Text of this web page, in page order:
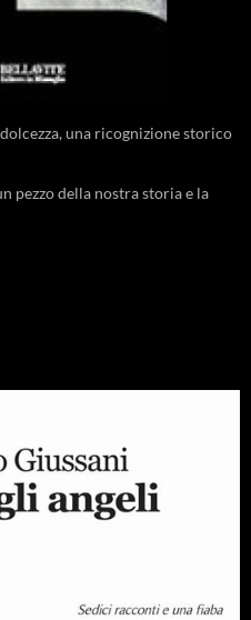
una ricognizione storico
pezzo della nostra storia e la